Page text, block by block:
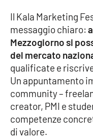
Good Morning
Parchi Marini
Leggendo Alvaro
Imprese Di
Le perfidie di
Il Kala Marketing
messaggio chiaro:
Mezzogiorno si
del mercato
qualificate e
Un appuntamento
community –
creator, PMI e
competenze
di valore.